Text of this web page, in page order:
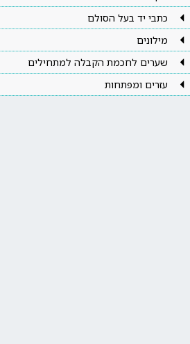
כתבי יד בעל הסולם
מילונים
שערים לחכמת הקבלה למתחילים
עזרים ומפתחות